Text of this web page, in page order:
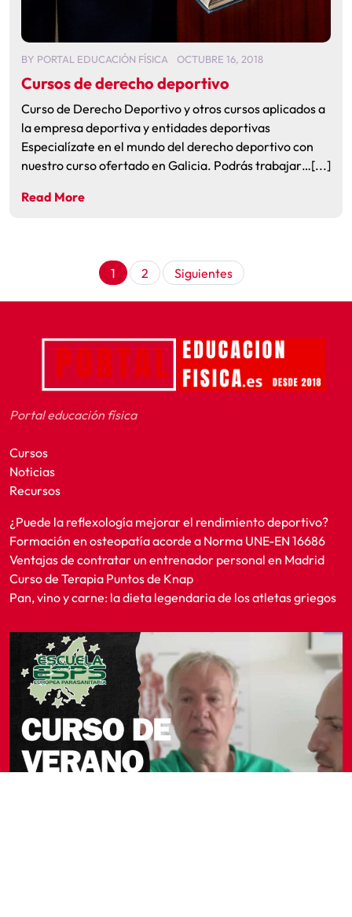
BY PORTAL EDUCACIÓN FÍSICA OCTUBRE 16, 2018
Cursos de derecho deportivo
Curso de Derecho Deportivo y otros cursos aplicados a
la empresa deportiva y entidades deportivas
Especialízate en el mundo del derecho deportivo con
nuestro curso ofertado en Galicia. Podrás trabajar…[...]
Read More
Paginación
de
1 2 Siguientes
Portal educación física
Cursos
Noticias
Recursos
¿Puede la reflexología mejorar el rendimiento deportivo?
Formación en osteopatía acorde a Norma UNE-EN 16686
Ventajas de contratar un entrenador personal en Madrid
Curso de Terapia Puntos de Knap
Pan, vino y carne: la dieta legendaria de los atletas griegos